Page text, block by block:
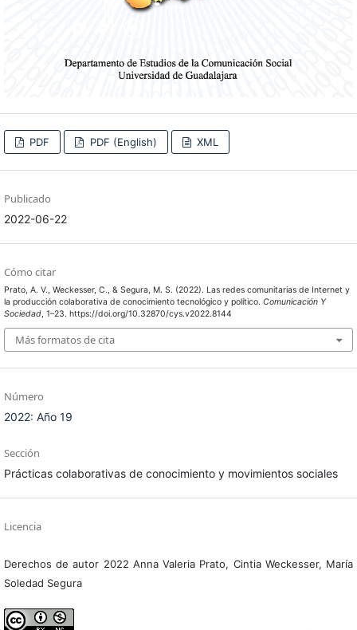
PDF PDF (English) XML
Publicado
2022-06-22
Cómo citar
Prato, A. V., Weckesser, C., & Segura, M. S. (2022). Las redes comunitarias de Internet y
la producción colaborativa de conocimiento tecnológico y político. Comunicación Y
Sociedad, 1–23. https://doi.org/10.32870/cys.v2022.8144
Más formatos de cita
Número
2022: Año 19
Sección
Prácticas colaborativas de conocimiento y movimientos sociales
Licencia
Derechos de autor 2022 Anna Valeria Prato, Cintia Weckesser, María
Soledad Segura